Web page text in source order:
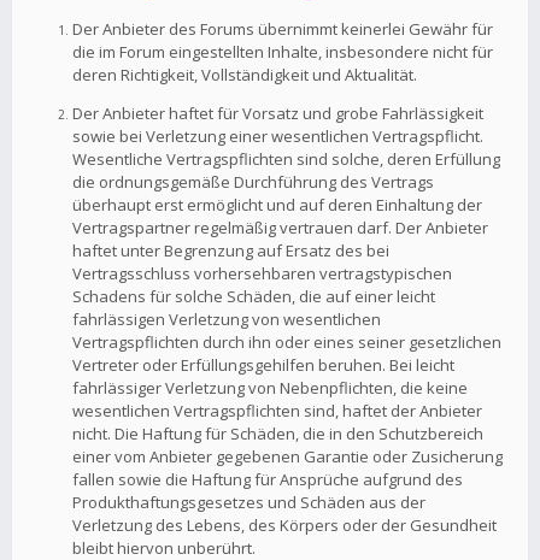
Der Anbieter des Forums übernimmt keinerlei Gewähr für
die im Forum eingestellten Inhalte, insbesondere nicht für
deren Richtigkeit, Vollständigkeit und Aktualität.
Der Anbieter haftet für Vorsatz und grobe Fahrlässigkeit
sowie bei Verletzung einer wesentlichen Vertragspflicht.
Wesentliche Vertragspflichten sind solche, deren Erfüllung
die ordnungsgemäße Durchführung des Vertrags
überhaupt erst ermöglicht und auf deren Einhaltung der
Vertragspartner regelmäßig vertrauen darf. Der Anbieter
haftet unter Begrenzung auf Ersatz des bei
Vertragsschluss vorhersehbaren vertragstypischen
Schadens für solche Schäden, die auf einer leicht
fahrlässigen Verletzung von wesentlichen
Vertragspflichten durch ihn oder eines seiner gesetzlichen
Vertreter oder Erfüllungsgehilfen beruhen. Bei leicht
fahrlässiger Verletzung von Nebenpflichten, die keine
wesentlichen Vertragspflichten sind, haftet der Anbieter
nicht. Die Haftung für Schäden, die in den Schutzbereich
einer vom Anbieter gegebenen Garantie oder Zusicherung
fallen sowie die Haftung für Ansprüche aufgrund des
Produkthaftungsgesetzes und Schäden aus der
Verletzung des Lebens, des Körpers oder der Gesundheit
bleibt hiervon unberührt.